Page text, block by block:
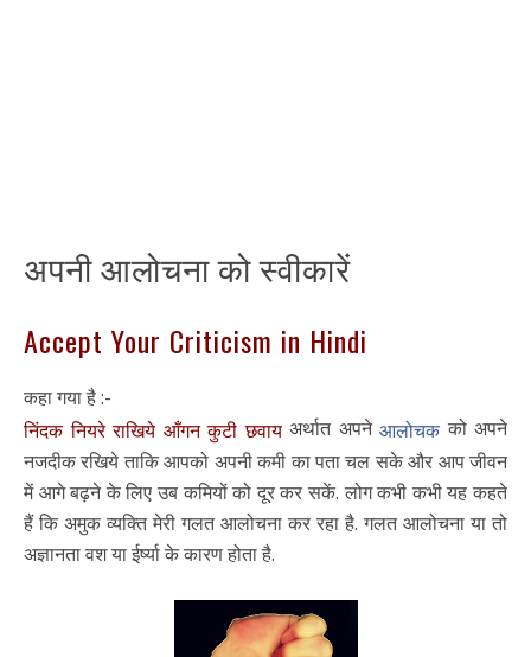
अपनी आलोचना को स्वीकारें
Accept Your Criticism in Hindi
कहा गया है :-
निंदक नियरे राखिये आँगन कुटी छवायअर्थात अपने आलोचक को अपने
नजदीक रखिये ताकि आपको अपनी कमी का पता चल सके और आप जीवन
में आगे बढ़ने के लिए उब कमियों को दूर कर सकें. लोग कभी कभी यह कहते
हैं कि अमुक व्यक्ति मेरी गलत आलोचना कर रहा है. गलत आलोचना या तो
अज्ञानता वश या ईर्ष्या के कारण होता है.